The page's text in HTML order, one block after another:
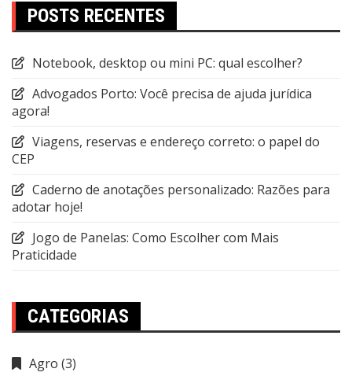
POSTS RECENTES
Notebook, desktop ou mini PC: qual escolher?
Advogados Porto: Você precisa de ajuda jurídica
agora!
Viagens, reservas e endereço correto: o papel do
CEP
Caderno de anotações personalizado: Razões para
adotar hoje!
Jogo de Panelas: Como Escolher com Mais
Praticidade
CATEGORIAS
Agro (3)